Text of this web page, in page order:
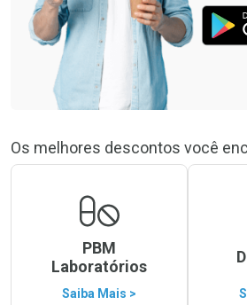
Os melhores descontos você
PBM
Laboratórios
Saiba Mais >